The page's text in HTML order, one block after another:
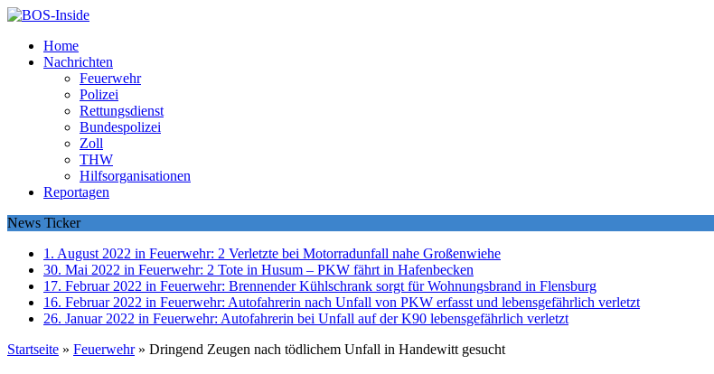
Home
Nachrichten
Feuerwehr
Polizei
Rettungsdienst
Bundespolizei
Zoll
THW
Hilfsorganisationen
Reportagen
News Ticker
1. August 2022 in Feuerwehr: 2 Verletzte bei Motorradunfall nahe Großenwiehe
30. Mai 2022 in Feuerwehr: 2 Tote in Husum – PKW fährt in Hafenbecken
17. Februar 2022 in Feuerwehr: Brennender Kühlschrank sorgt für Wohnungsbrand in Flensburg
16. Februar 2022 in Feuerwehr: Autofahrerin nach Unfall von PKW erfasst und lebensgefährlich verletzt
26. Januar 2022 in Feuerwehr: Autofahrerin bei Unfall auf der K90 lebensgefährlich verletzt
Startseite » Feuerwehr » Dringend Zeugen nach tödlichem Unfall in Handewitt gesucht